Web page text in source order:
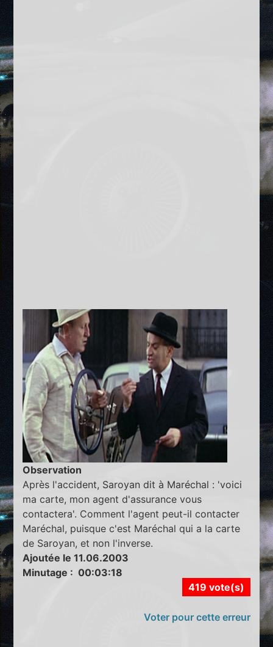
Observation
Après l'accident, Saroyan dit à Maréchal : 'voici
ma carte, mon agent d'assurance vous
contactera'. Comment l'agent peut-il contacter
Maréchal, puisque c'est Maréchal qui a la carte
de Saroyan, et non l'inverse.
Ajoutée le 11.06.2003
Minutage : 00:03:18
419 vote(s)
Voter pour cette erreur